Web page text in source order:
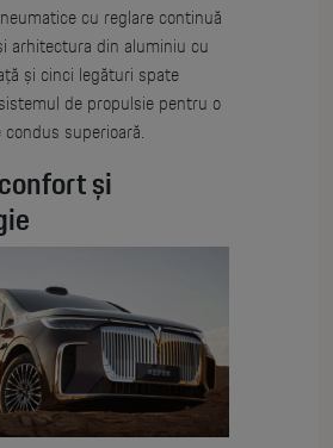
cu reglare continuă
arhitectura din aluminiu cu
și cinci legături spate
de propulsie pentru o
superioară.
și